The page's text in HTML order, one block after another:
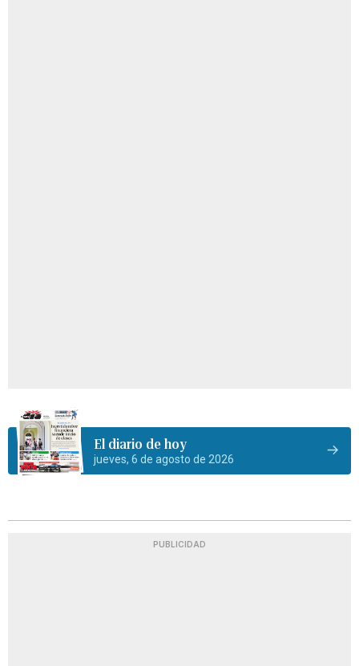
El diario de hoy
jueves, 6 de agosto de 2026
PUBLICIDAD